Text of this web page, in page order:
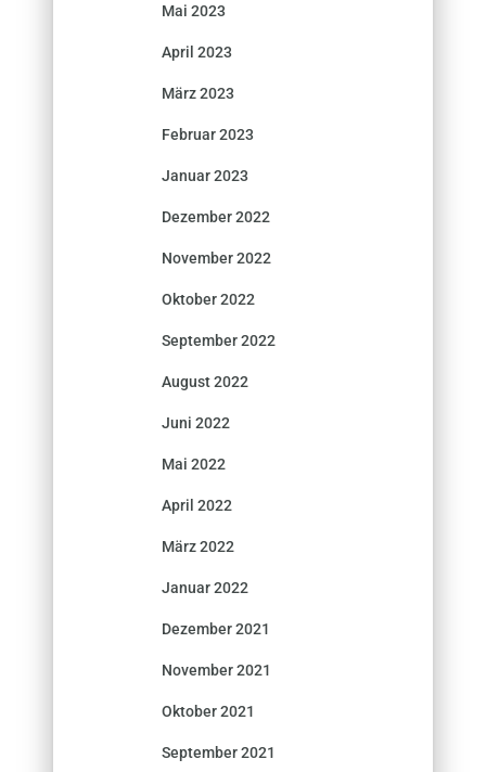
Mai 2023
April 2023
März 2023
Februar 2023
Januar 2023
Dezember 2022
November 2022
Oktober 2022
September 2022
August 2022
Juni 2022
Mai 2022
April 2022
März 2022
Januar 2022
Dezember 2021
November 2021
Oktober 2021
September 2021